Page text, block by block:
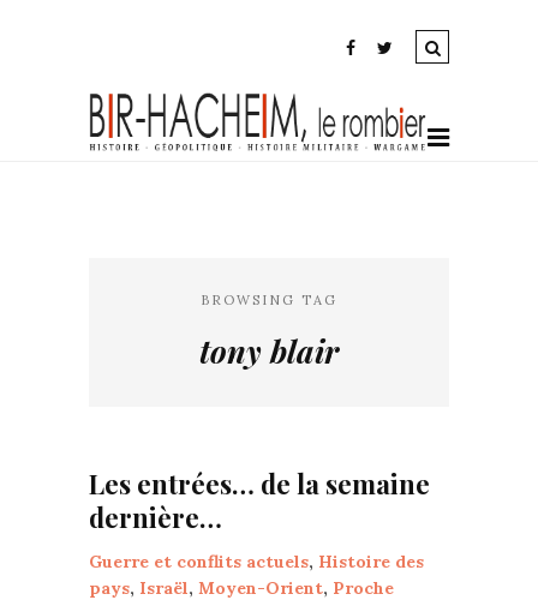
BROWSING TAG
tony blair
Les entrées… de la semaine
dernière…
Guerre et conflits actuels, Histoire des
pays, Israël, Moyen-Orient, Proche